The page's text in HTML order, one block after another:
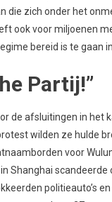
die zich onder het
ook voor miljoenen
bereid is te gaan
Partij!”
de afsluitingen in het
wilden ze hulde
voor
scandeerde
politieauto’s